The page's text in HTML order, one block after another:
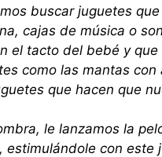
buscar juguetes
cajas de música o
el tacto del bebé y
como las mantas
que hacen que
le lanzamos la
estimulándole con este